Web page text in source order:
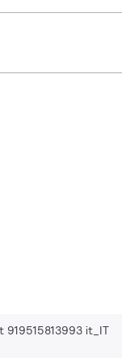
919515813993 it_IT